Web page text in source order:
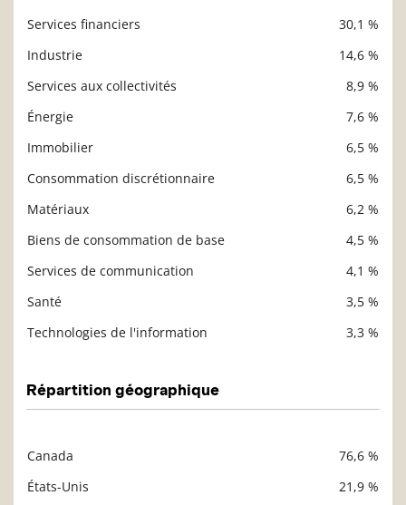
Services financiers
30,1 %
Industrie
14,6 %
Services aux collectivités
8,9 %
Énergie
7,6 %
Immobilier
6,5 %
Consommation discrétionnaire
6,5 %
Matériaux
6,2 %
Biens de consommation de base
4,5 %
Services de communication
4,1 %
Santé
3,5 %
Technologies de l'information
3,3 %
Répartition géographique
Canada
76,6 %
États-Unis
21,9 %